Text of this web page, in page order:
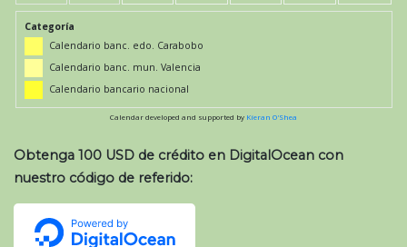
Categoría
Calendario banc. edo. Carabobo
Calendario banc. mun. Valencia
Calendario bancario nacional
Calendar developed and supported by Kieran O'Shea
Obtenga 100 USD de crédito en DigitalOcean con
nuestro código de referido: